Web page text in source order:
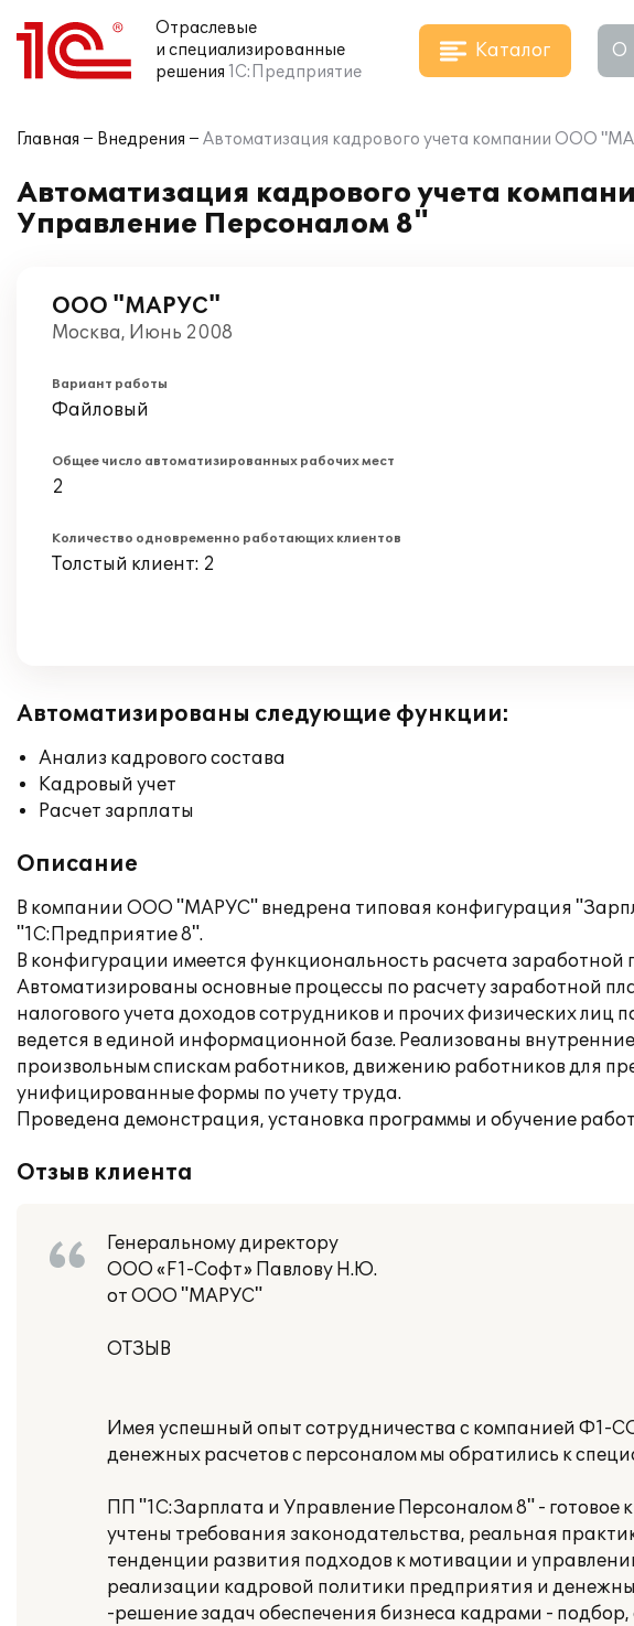
Отраслевые
и специализированные
решения 1С:Предприятие
Каталог О
Главная Внедрения Автоматизация кадрового учета компании ООО
Автоматизация кадрового учета
Управление Персоналом 8"
ООО "МАРУС"
Москва, Июнь 2008
Вариант работы
Файловый
Общее число автоматизированных рабочих мест
2
Количество одновременно работающих клиентов
Толстый клиент: 2
Автоматизированы следующие функции:
Анализ кадрового состава
Кадровый учет
Расчет зарплаты
Описание
В компании ООО "МАРУС" внедрена типовая конфигурация
"1С:Предприятие 8".
В конфигурации имеется функциональность расчета
Автоматизированы основные процессы по расчету заработной
налогового учета доходов сотрудников и прочих физических
ведется в единой информационной базе. Реализованы
произвольным спискам работников, движению работников для
унифицированные формы по учету труда.
Проведена демонстрация, установка программы и обучение
Отзыв клиента
Генеральному директору
ООО «F1-Софт» Павлову Н.Ю.
от ООО "МАРУС"
ОТЗЫВ
Имея успешный опыт сотрудничества с компанией Ф1-
денежных расчетов с персоналом мы обратились к
ПП "1С:Зарплата и Управление Персоналом 8" - готовое
учтены требования законодательства, реальная
тенденции развития подходов к мотивации и
реализации кадровой политики предприятия и
-решение задач обеспечения бизнеса кадрами -